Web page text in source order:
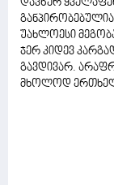
დავწერ
უახლოესი
ჯერ კიდევ
გავდივარ.
მხოლოდ ერთხელ